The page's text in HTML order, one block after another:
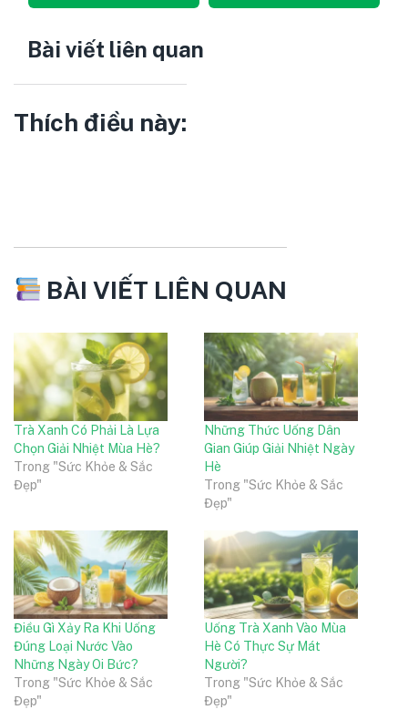
Bài viết liên quan
Thích điều này:
BÀI VIẾT LIÊN QUAN
Trà Xanh Có Phải Là Lựa
Chọn Giải Nhiệt Mùa Hè?
Trong "Sức Khỏe & Sắc
Đẹp"
Những Thức Uống Dân
Gian Giúp Giải Nhiệt Ngày
Hè
Trong "Sức Khỏe & Sắc
Đẹp"
Điều Gì Xảy Ra Khi Uống
Đúng Loại Nước Vào
Những Ngày Oi Bức?
Trong "Sức Khỏe & Sắc
Đẹp"
Uống Trà Xanh Vào Mùa
Hè Có Thực Sự Mát
Người?
Trong "Sức Khỏe & Sắc
Đẹp"